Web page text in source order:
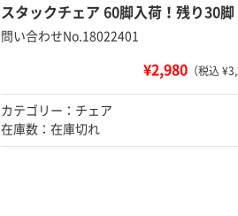
スタックチェア 60脚入荷！残り30脚
問い合わせNo.18022401
¥2,980 （税込
カテゴリー：チェア
在庫数：在庫切れ